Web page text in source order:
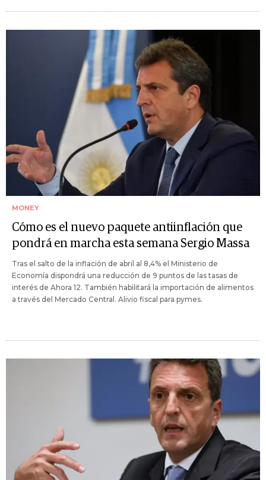
MONEY
Cómo es el nuevo paquete antiinflación que
pondrá en marcha esta semana Sergio Massa
Tras el salto de la inflación de abril al 8,4% el Ministerio de
Economía dispondrá una reducción de 9 puntos de las tasas de
interés de Ahora 12. También habilitará la importación de alimentos
a través del Mercado Central. Alivio fiscal para pymes.